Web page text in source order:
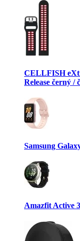
CELLFISH
Release černý /
Samsung
Amazfit Active